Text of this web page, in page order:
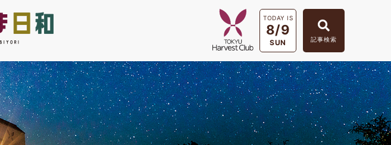
TODAY IS
8/9
SUN 記事検索